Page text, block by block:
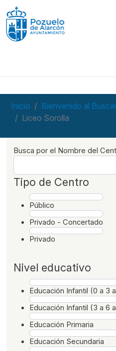
Pasar al contenido principal
Inicio
Bienvenido al
Liceo Sorolla
Busca por el Nombre del
Tipo de Centro
Público
Privado - Concertado
Privado
Nivel educativo
Educación Infantil (0 a 3
Educación Infantil (3 a 6
Educación Primaria
Educación Secundaria